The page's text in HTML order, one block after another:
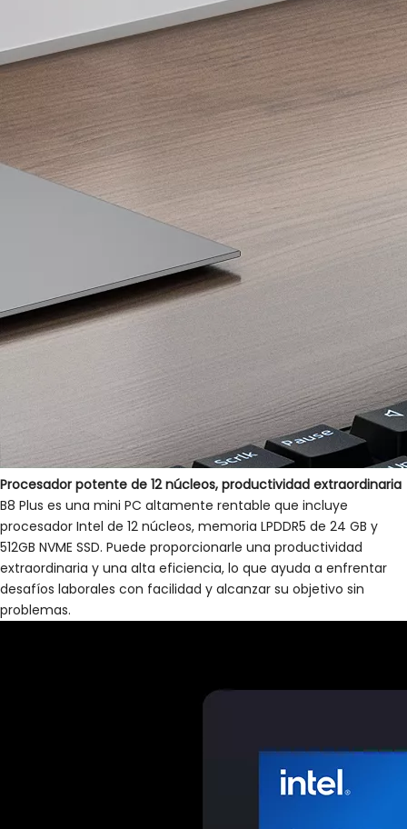
Procesador potente de 12 núcleos, productividad extraordinaria
B8 Plus es una mini PC altamente rentable que incluye
procesador Intel de 12 núcleos, memoria LPDDR5 de 24 GB y
512GB NVME SSD. Puede proporcionarle una productividad
extraordinaria y una alta eficiencia, lo que ayuda a enfrentar
desafíos laborales con facilidad y alcanzar su objetivo sin
problemas.